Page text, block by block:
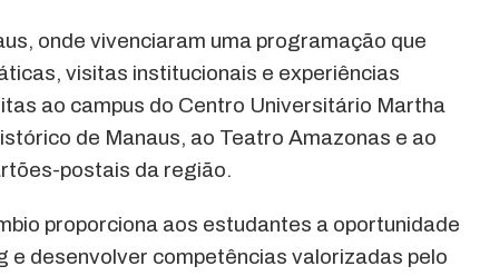
onde vivenciaram uma programação que
visitas institucionais e experiências
ao campus do Centro Universitário Martha
de Manaus, ao Teatro Amazonas e ao
postais da região.
proporciona aos estudantes a oportunidade
e desenvolver competências valorizadas pelo